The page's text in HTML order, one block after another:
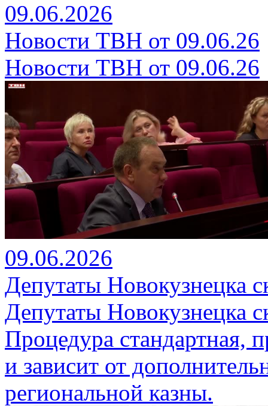
09.06.2026
Новости ТВН от 09.06.26
Новости ТВН от 09.06.26
09.06.2026
Депутаты Новокузнецка
Депутаты Новокузнецка
Процедура стандартная,
и зависит от
региональной казны.